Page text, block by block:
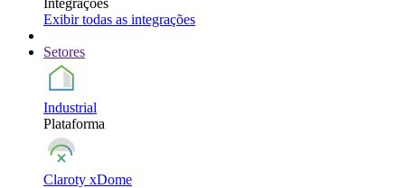
Integrações
Exibir todas as integrações
Setores
Industrial
Plataforma
Claroty xDome